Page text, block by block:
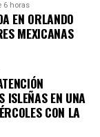
6 horas
EN ORLANDO
MEXICANAS
ISLEÑAS EN UNA
CON LA